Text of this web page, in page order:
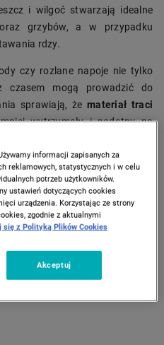
i wilgoć stwarzają idealne
grzybów, a w przypadku
rdzy.
czy rozlane napoje nie tylko
czasem mogą prowadzić do
sprawiają, żemateriał traci
wytrzymały i podatny na
to gwarancja, że wiosną
do użycia. To także realna
zadbaneleżaki ogrodowe
informacji zapisanych za
reklamowych, statystycznych i w celu
potrzeb użytkowników.
ustawień dotyczących cookies
urządzenia. Korzystając ze strony
zgodnie z aktualnymi
się z Polityką Plików Cookies
Akceptuj